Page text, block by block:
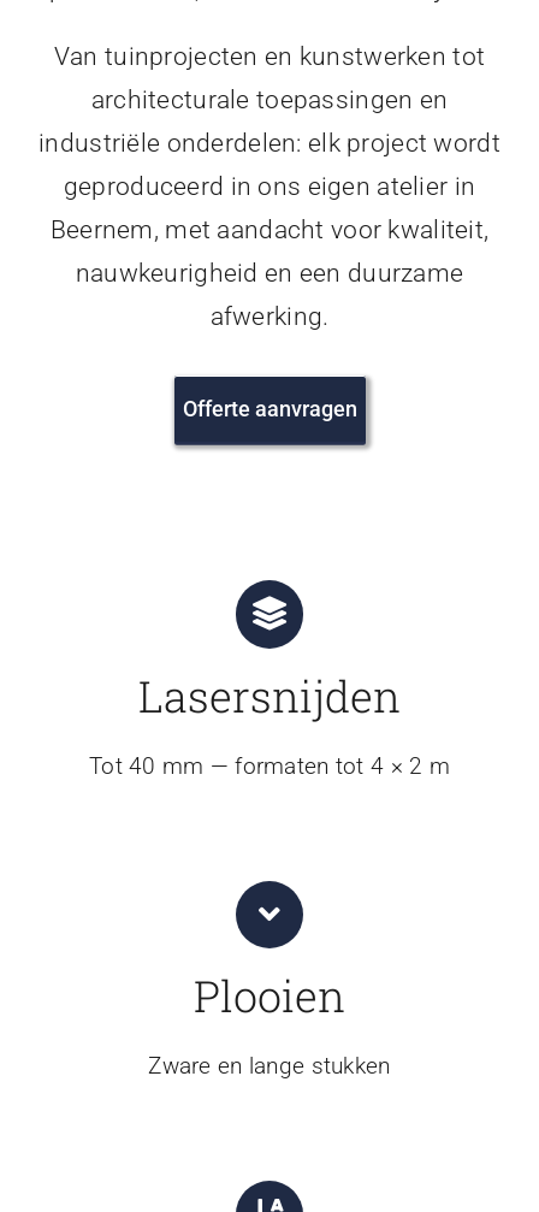
Van tuinprojecten en kunstwerken tot
architecturale toepassingen en
industriële onderdelen: elk project wordt
geproduceerd in ons eigen atelier in
Beernem, met aandacht voor kwaliteit,
nauwkeurigheid en een duurzame
afwerking.
Offerte aanvragen
Lasersnijden
Tot 40 mm — formaten tot 4 × 2 m
Plooien
Zware en lange stukken